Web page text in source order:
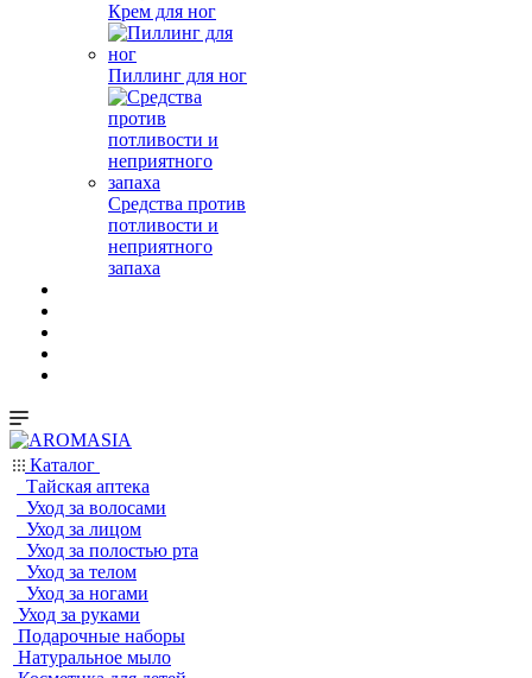
Крем для ног
Пиллинг для ног
Средства против
потливости и
неприятного
запаха
Каталог
Тайская аптека
Уход за волосами
Уход за лицом
Уход за полостью рта
Уход за телом
Уход за ногами
Уход за руками
Подарочные наборы
Натуральное мыло